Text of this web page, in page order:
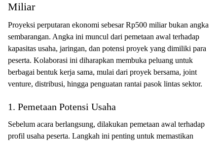
Miliar
Proyeksi perputaran ekonomi sebesar Rp500 miliar bukan angka
sembarangan. Angka ini muncul dari pemetaan awal terhadap
kapasitas usaha, jaringan, dan potensi proyek yang dimiliki para
peserta. Kolaborasi ini diharapkan membuka peluang untuk
berbagai bentuk kerja sama, mulai dari proyek bersama, joint
venture, distribusi, hingga penguatan rantai pasok lintas sektor.
1. Pemetaan Potensi Usaha
Sebelum acara berlangsung, dilakukan pemetaan awal terhadap
profil usaha peserta. Langkah ini penting untuk memastikan